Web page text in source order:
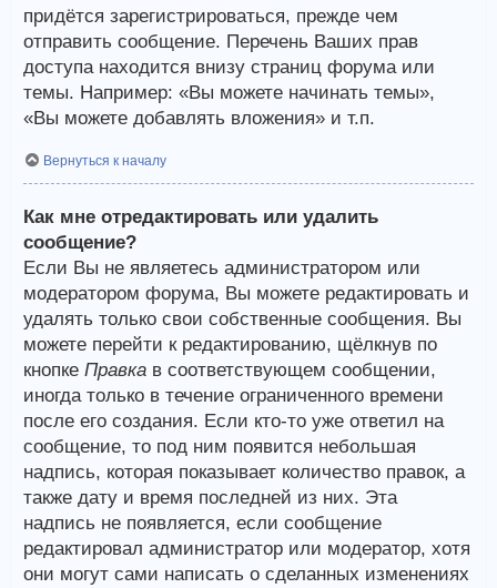
придётся зарегистрироваться, прежде чем
отправить сообщение. Перечень Ваших прав
доступа находится внизу страниц форума или
темы. Например: «Вы можете начинать темы»,
«Вы можете добавлять вложения» и т.п.
Вернуться к началу
Как мне отредактировать или удалить
сообщение?
Если Вы не являетесь администратором или
модератором форума, Вы можете редактировать и
удалять только свои собственные сообщения. Вы
можете перейти к редактированию, щёлкнув по
кнопке Правка в соответствующем сообщении,
иногда только в течение ограниченного времени
после его создания. Если кто-то уже ответил на
сообщение, то под ним появится небольшая
надпись, которая показывает количество правок, а
также дату и время последней из них. Эта
надпись не появляется, если сообщение
редактировал администратор или модератор, хотя
они могут сами написать о сделанных изменениях